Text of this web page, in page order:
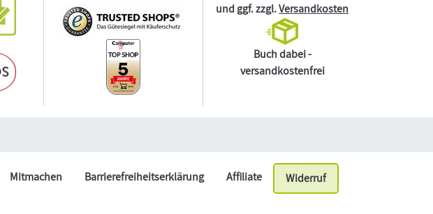
und ggf. zzgl.Versandkosten
Buch dabei -
versandkostenfrei
Mitmachen Barrierefreiheitserklärung Affiliate Widerruf